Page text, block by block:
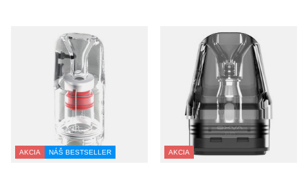
AKCIA NÁŠ BESTSELLER AKCIA